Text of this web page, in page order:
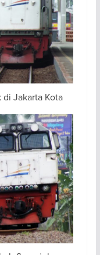
Jakarta Kota